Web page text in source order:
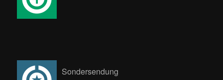
Sondersendung